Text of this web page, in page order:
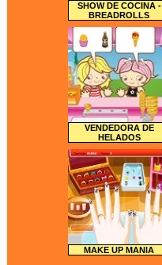
SHOW DE COCINA -
BREADROLLS
VENDEDORA DE
HELADOS
MAKE UP MANIA